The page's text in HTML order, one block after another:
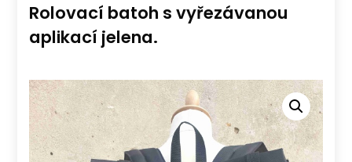
Rolovací batoh s vyřezávanou
aplikací jelena.